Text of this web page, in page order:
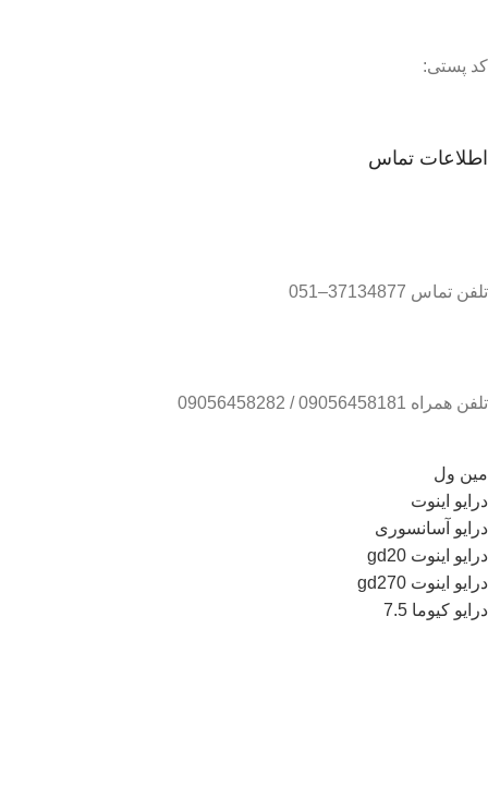
کد پستی:
اطلاعات تماس
تلفن تماس 37134877–051
تلفن همراه 09056458181 / 09056458282
مین ول
درایو اینوت
درایو آسانسوری
درایو اینوت gd20
درایو اینوت gd270
درایو کیوما 7.5